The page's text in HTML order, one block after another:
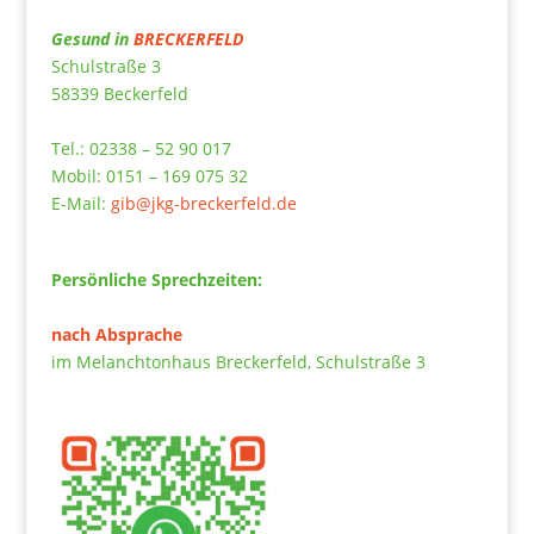
Gesund in BRECKERFELD
Schulstraße 3
58339 Beckerfeld
Tel.: 02338 – 52 90 017
Mobil: 0151 – 169 075 32
E-Mail: gib@jkg-breckerfeld.de
Persönliche Sprechzeiten:
nach Absprache
im Melanchtonhaus Breckerfeld, Schulstraße 3